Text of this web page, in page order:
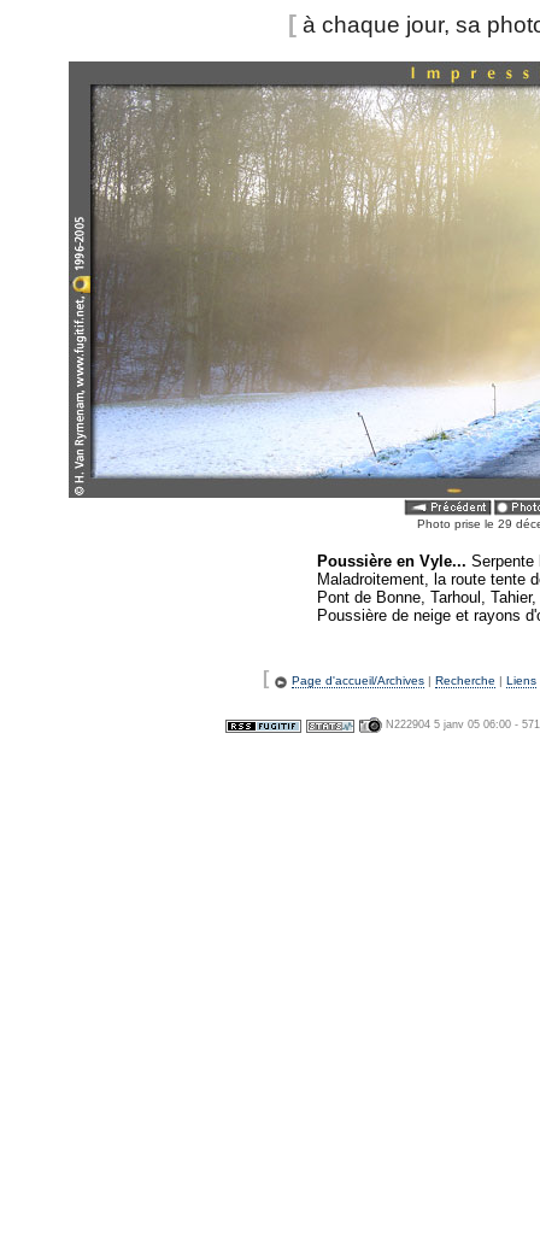
[à chaque jour, sa
Photo prise le 29
Poussière en Vyle... Serpente
Maladroitement, la route tente
Pont de Bonne, Tarhoul,
Poussière de neige et rayons
[ Page d'accueil/Archives | Recherche | Liens
N222904 5 janv 05 06:00 -